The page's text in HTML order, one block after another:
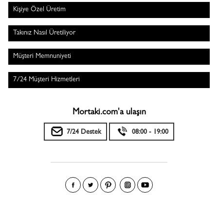
Kişiye Özel Üretim
Takınız Nasıl Üretiliyor
Müşteri Memnuniyeti
7/24 Müşteri Hizmetleri
Mortaki.com'a ulaşın
7/24 Destek 08:00 - 19:00